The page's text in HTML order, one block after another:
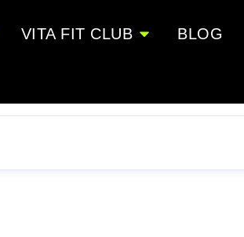
VITA FIT CLUB BLOG